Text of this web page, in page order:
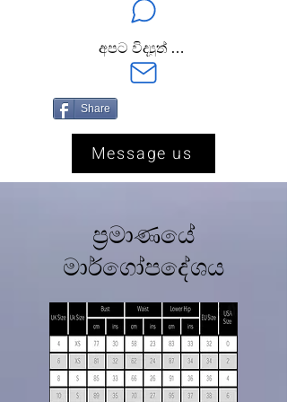
අපට විද්‍යුත් තැපැල් කරන්න
Share
Message us
ප්‍රමාණයේ
මාර්ගෝපදේශය